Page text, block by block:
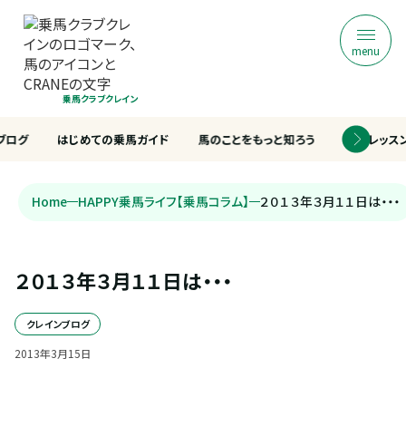
乗馬クラブクレイン
menu
はじめての乗馬ガイド 馬のことをもっと知ろう 乗馬レッス
ログ
Home HAPPY乗馬ライフ【乗馬コラム】 ２０１３年３月１１日は・・・
２０１３年３月１１日は・・・
クレインブログ
2013年3月15日